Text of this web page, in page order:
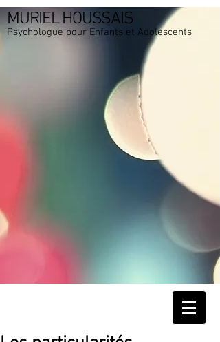
MURIEL HOUSSAIS
Psychologue pour Enfants et Adolescents